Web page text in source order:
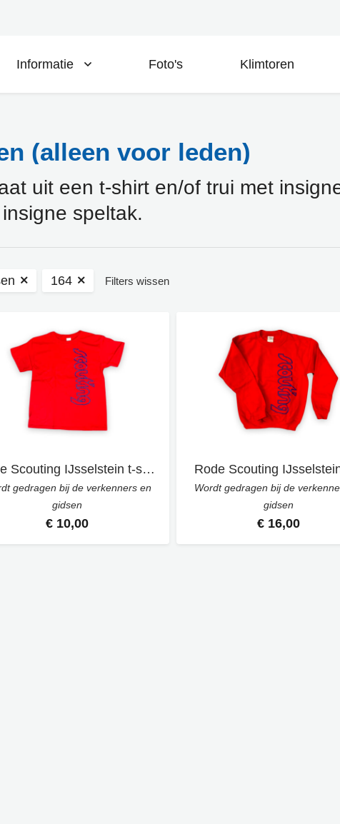
Informatie Foto's Klimtoren
(alleen voor leden)
uit een t-shirt en/of trui met
speltak.
164 Filters wissen
Rode Scouting IJsselstein t-shirt
gedragen bij de verkenners en
gidsen
€ 10,00
Rode Scouting
Wordt gedragen bij de
gidsen
€ 16,00